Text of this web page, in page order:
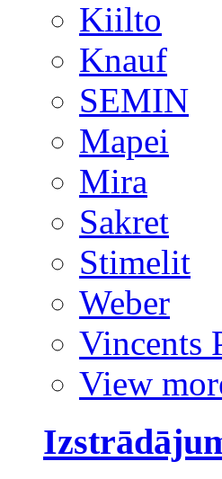
Kiilto
Knauf
SEMIN
Mapei
Mira
Sakret
Stimelit
Weber
Vincents
View